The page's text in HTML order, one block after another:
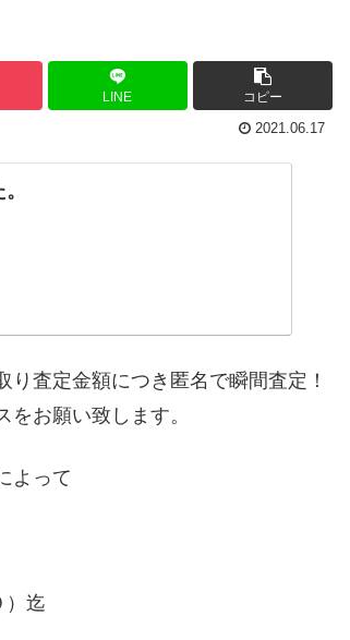
LINE コピー
2021.06.17
り査定金額につき匿名で瞬間査定！
お願い致します。
よって
）迄